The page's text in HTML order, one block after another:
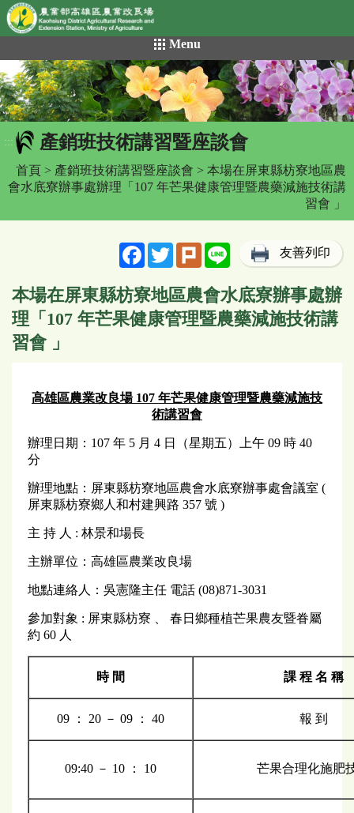
網頁置頂
到
主
要
內
容
區
Menu
::: 產銷班技術講習暨座談會
首頁 > 產銷班技術講習暨座談會 > 本場在屏東縣枋寮地區農
會水底寮辦事處辦理「107 年芒果健康管理暨農藥減施技術講
習會 」
FacebookTwitterPlurk Line 友善列印
本場在屏東縣枋寮地區農會水底寮辦事處辦
理「107 年芒果健康管理暨農藥減施技術講
習會 」
高雄區農業改良場 107 年芒果健康管理暨農藥減施技
術講習會
辦理日期：107 年 5 月 4 日（星期五）上午 09 時 40
分
辦理地點：屏東縣枋寮地區農會水底寮辦事處會議室 (
屏東縣枋寮鄉人和村建興路 357 號 )
主 持 人 : 林景和場長
主辦單位：高雄區農業改良場
地點連絡人：吳憲隆主任 電話 (08)871-3031
參加對象 : 屏東縣枋寮 、 春日鄉種植芒果農友暨眷屬
約 60 人
時 間 課 程 名 稱
09 ： 20 － 09 ： 40 報 到
09:40 － 10 ： 10 芒果合理化施肥